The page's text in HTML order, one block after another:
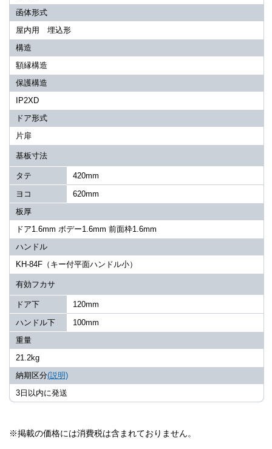
函体形式
屋内用 埋込形
構造
額縁構造
保護構造
IP2XD
ドア形式
片扉
基板寸法
タテ
420mm
ヨコ
620mm
板厚
ドア1.6mm ボデー1.6mm 前面枠1.6mm
ハンドル
KH-84F（キー付平面ハンドル小）
有効フカサ
ドア下
120mm
ハンドル下
100mm
重量
21.2kg
納期区分(説明)
3日以内に発送
※掲載の価格には消費税は含まれておりません。